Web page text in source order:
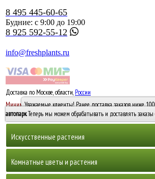
8 495 445-60-65
Будние: с 9:00 до 19:00
8 925 592-55-12
info@freshplants.ru
Доставка по Москве, области, России
Минимальный заказ -10 0005000 руб.
Уважаемые клиенты! Ранее доставка заказов ниже
автопарк. Теперь мы можем обрабатывать и доставлять заказы
Искусственные растения
Горшечные растения, кусты и мох
Комнатные цветы и растения